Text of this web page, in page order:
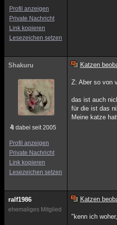
Profil anzeigen
Private Nachricht
Link kopieren
Lesezeichen setzen
Shakuru
dabei seit 2005
Profil anzeigen
Private Nachricht
Link kopieren
Lesezeichen setzen
Katzen
Z: Aber so von
das ist auch
für die ist das
Meine katze
ralf1986
ehemaliges Mitglied
Katzen
"kenn ich